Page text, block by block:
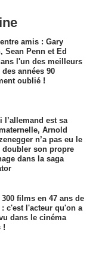
amis : Gary
Sean Penn et Ed
l'un des meilleurs
années 90
oublié !
l’allemand est sa
Arnold
n’a pas eu le
doubler son propre
dans la saga
300 films en 47 ans de
: c'est l'acteur qu'on a
dans le cinéma
!